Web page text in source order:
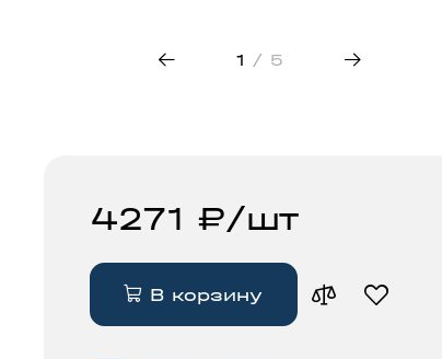
1 / 5
4271 ₽/шт
В корзину